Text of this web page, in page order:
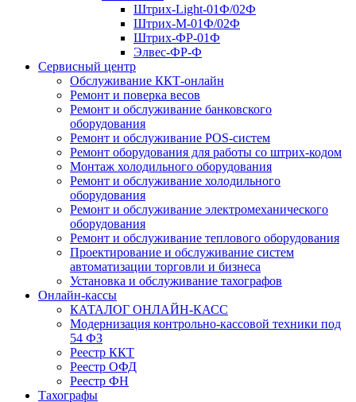
Штрих-Light-01Ф/02Ф
Штрих-М-01Ф/02Ф
Штрих-ФР-01Ф
Элвес-ФР-Ф
Сервисный центр
Обслуживание ККТ-онлайн
Ремонт и поверка весов
Ремонт и обслуживание банковского
оборудования
Ремонт и обслуживание POS-систем
Ремонт оборудования для работы со штрих-кодом
Монтаж холодильного оборудования
Ремонт и обслуживание холодильного
оборудования
Ремонт и обслуживание электромеханического
оборудования
Ремонт и обслуживание теплового оборудования
Проектирование и обслуживание систем
автоматизации торговли и бизнеса
Установка и обслуживание тахографов
Онлайн-кассы
КАТАЛОГ ОНЛАЙН-КАСС
Модернизация контрольно-кассовой техники под
54 ФЗ
Реестр ККТ
Реестр ОФД
Реестр ФН
Тахографы